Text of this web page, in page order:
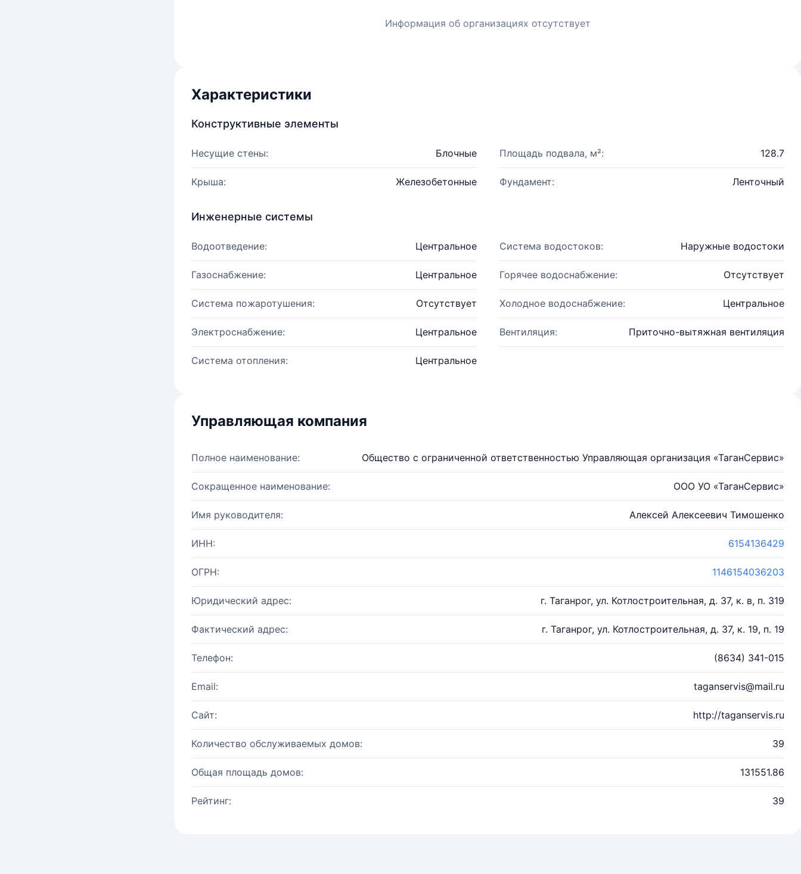
Информация об организациях отсутствует
Характеристики
Конструктивные элементы
Несущие стены: Блочные Площадь подвала, м²: 128.7
Крыша: Железобетонные Фундамент: Ленточный
Инженерные системы
Водоотведение: Центральное Система водостоков: Наружные водостоки
Газоснабжение: Центральное Горячее водоснабжение: Отсутствует
Система пожаротушения: Отсутствует Холодное водоснабжение: Центральное
Электроснабжение: Центральное Вентиляция: Приточно-вытяжная вентиляция
Система отопления: Центральное
Управляющая компания
Полное наименование: Общество с ограниченной ответственностью Управляющая организация «ТаганСервис»
Сокращенное наименование: ООО УО «ТаганСервис»
Имя руководителя: Алексей Алексеевич Тимошенко
ИНН: 6154136429
ОГРН: 1146154036203
Юридический адрес: г. Таганрог, ул. Котлостроительная, д. 37, к. в, п. 319
Фактический адрес: г. Таганрог, ул. Котлостроительная, д. 37, к. 19, п. 19
Телефон: (8634) 341-015
Email: taganservis@mail.ru
Сайт: http://taganservis.ru
Количество обслуживаемых домов: 39
Общая площадь домов: 131551.86
Рейтинг: 39